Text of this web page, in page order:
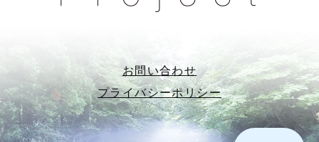
お問い合わせ
プライバシーポリシー